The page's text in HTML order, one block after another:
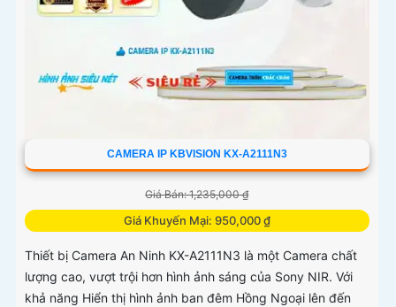
CAMERA IP KBVISION KX-A2111N3
Giá Bán: 1,235,000 ₫
Giá Khuyến Mại: 950,000 ₫
Thiết bị Camera An Ninh KX-A2111N3 là một Camera chất
lượng cao, vượt trội hơn hình ảnh sáng của Sony NIR. Với
khả năng Hiển thị hình ảnh ban đêm Hồng Ngoại lên đến